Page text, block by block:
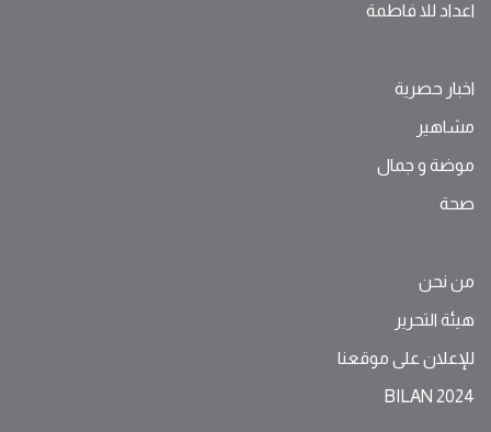
اعداد للا فاطمة
اخبار حصرية
مشاهير
موضة ‫و‬ ‫‬‫جمال‬
صحة
من نحن
هيئة التحرير
للإعلان على موقعنا
BILAN 2024